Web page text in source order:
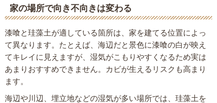
家の場所で向き不向きは変わる
漆喰と珪藻土が適している箇所は、家を建てる位置によっ
て異なります。たとえば、海辺だと景色に漆喰の白が映え
てキレイに見えますが、湿気がこもりやすくなるため実は
あまりおすすめできません。カビが生えるリスクも高まり
ます。
海辺や川辺、埋立地などの湿気が多い場所では、珪藻土を